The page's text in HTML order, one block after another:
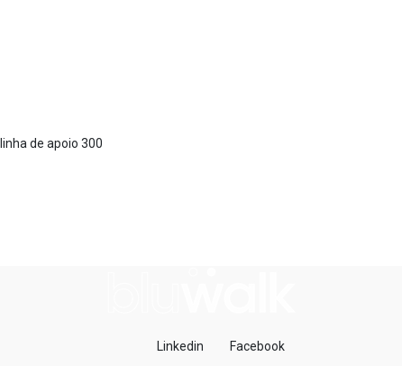
de apoio 300
Linkedin Facebook